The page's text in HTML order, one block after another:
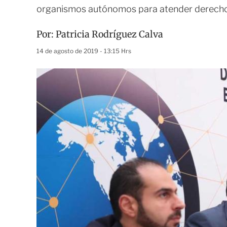
organismos autónomos para atender
Por: Patricia Rodríguez Calva
14 de agosto de 2019 - 13:15 Hrs